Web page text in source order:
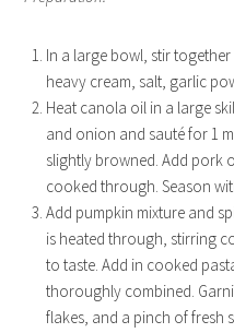
In a large bowl, stir
heavy cream, salt, garlic
Heat canola oil in a large
and onion and sauté for 1
slightly browned. Add pork
cooked through. Season
Add pumpkin mixture and
is heated through, stirring
to taste. Add in cooked
thoroughly combined.
flakes, and a pinch of fresh